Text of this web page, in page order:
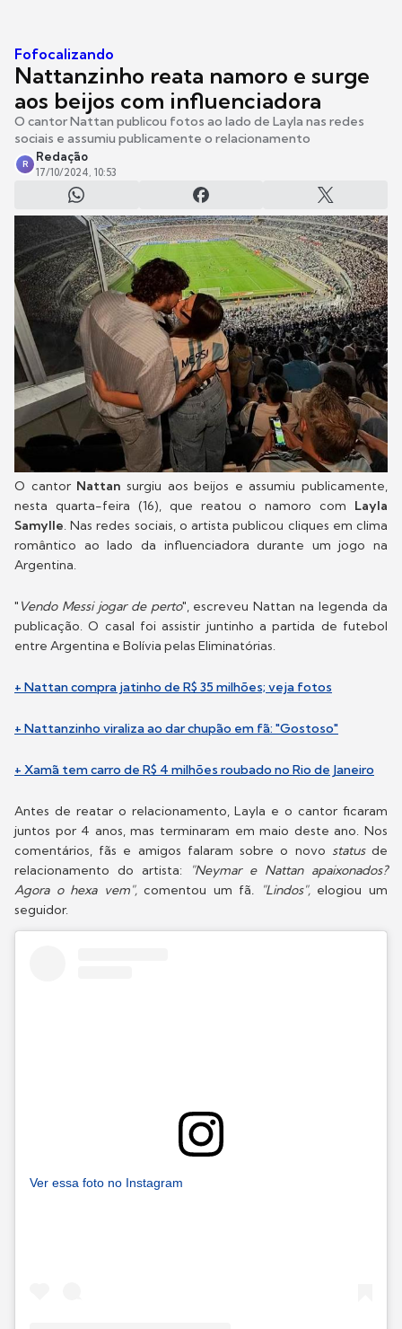
Fofocalizando
Nattanzinho reata namoro e surge
aos beijos com influenciadora
O cantor Nattan publicou fotos ao lado de Layla nas redes
sociais e assumiu publicamente o relacionamento
R
Redação
17/10/2024, 10:53
O cantor Nattan surgiu aos beijos e assumiu publicamente,
nesta quarta-feira (16), que reatou o namoro com Layla
Samylle. Nas redes sociais, o artista publicou cliques em clima
romântico ao lado da influenciadora durante um jogo na
Argentina.
" Vendo Messi jogar de perto", escreveu Nattan na legenda da
publicação. O casal foi assistir juntinho a partida de futebol
entre Argentina e Bolívia pelas Eliminatórias.
+ Nattan compra jatinho de R$ 35 milhões; veja fotos
+ Nattanzinho viraliza ao dar chupão em fã: "Gostoso"
+ Xamã tem carro de R$ 4 milhões roubado no Rio de Janeiro
Antes de reatar o relacionamento, Layla e o cantor ficaram
juntos por 4 anos, mas terminaram em maio deste ano. Nos
comentários, fãs e amigos falaram sobre o novo statusde
relacionamento do artista: "Neymar e Nattan apaixonados?
Agora o hexa vem",comentou um fã. "Lindos", elogiou um
seguidor.
Ver essa foto no Instagram